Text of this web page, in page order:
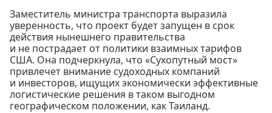
Заместитель министра транспорта выразила
уверенность, что проект будет запущен в срок
действия нынешнего правительства
и не пострадает от политики взаимных тарифов
США. Она подчеркнула, что «Сухопутный мост»
привлечет внимание судоходных компаний
и инвесторов, ищущих экономически эффективные
логистические решения в таком выгодном
географическом положении, как Таиланд.